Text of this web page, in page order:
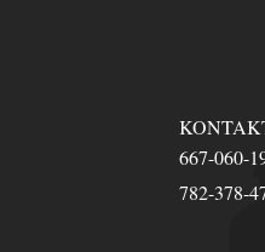
667-060-
782-378-